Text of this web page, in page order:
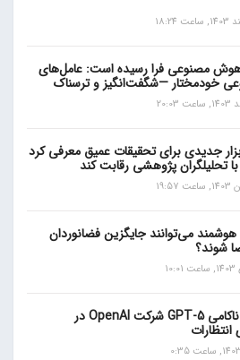
مصنوعی فرا رسیده است: عامل‌های
خودمختار —شگفت‌انگیز و ترسناک
جدیدی برای تحقیقات عمیق معرفی کرد
تحلیلگران پژوهشی رقابت کند
هوشمند می‌توانند جایگزین فضانوردان
شوند؟
گزارش‌ها از ناکامی GPT-5 شرکت OpenAI در
انتظارات